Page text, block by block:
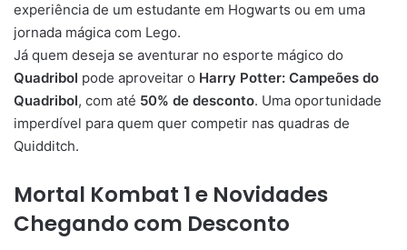
experiência de um estudante em Hogwarts ou em uma
jornada mágica com Lego.
Já quem deseja se aventurar no esporte mágico do
Quadribol pode aproveitar o Harry Potter: Campeões do
Quadribol, com até 50% de desconto. Uma oportunidade
imperdível para quem quer competir nas quadras de
Quidditch.
Mortal Kombat 1 e Novidades
Chegando com Desconto